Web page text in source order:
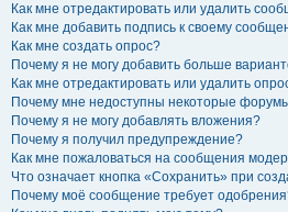
Как мне отредактировать или удалить
Как мне добавить подпись к своему
Как мне создать опрос?
Почему я не могу добавить больше
Как мне отредактировать или удалить
Почему мне недоступны некоторые
Почему я не могу добавлять вложения?
Почему я получил предупреждение?
Как мне пожаловаться на сообщения
Что означает кнопка «Сохранить» при
Почему моё сообщение требует